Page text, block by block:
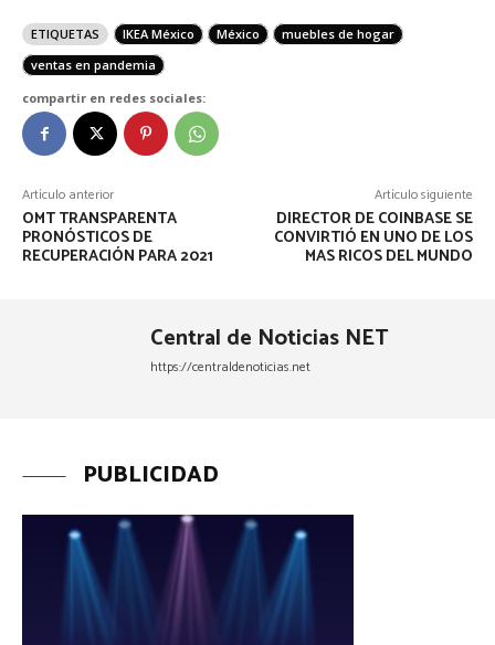
ETIQUETAS IKEA México México
muebles de hogar
ventas en pandemia
compartir en redes sociales:
Artículo anterior
OMT TRANSPARENTA
PRONÓSTICOS DE
RECUPERACIÓN PARA 2021
Artículo siguiente
DIRECTOR DE COINBASE SE
CONVIRTIÓ EN UNO DE LOS
MAS RICOS DEL MUNDO
Central de Noticias NET
https://centraldenoticias.net
PUBLICIDAD